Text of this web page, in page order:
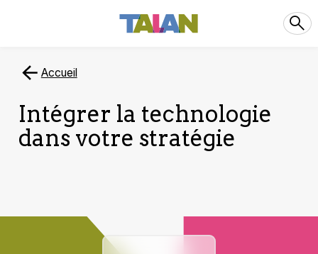
Accueil
Intégrer la technologie
dans votre stratégie